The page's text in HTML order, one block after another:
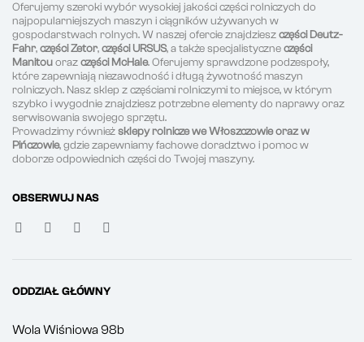
Oferujemy szeroki wybór wysokiej jakości części rolniczych do
najpopularniejszych maszyn i ciągników używanych w
gospodarstwach rolnych. W naszej ofercie znajdzieszczęści Deutz-
Fahr,części Zetor,części URSUS, a także specjalistyczneczęści
Manitouorazczęści McHale. Oferujemy sprawdzone podzespoły,
które zapewniają niezawodność i długą żywotność maszyn
rolniczych. Nasz sklep z częściami rolniczymi to miejsce, w którym
szybko i wygodnie znajdziesz potrzebne elementy do naprawy oraz
serwisowania swojego sprzętu.
Prowadzimy równieżsklepy rolnicze we Włoszczowie oraz w
Pińczowie, gdzie zapewniamy fachowe doradztwo i pomoc w
doborze odpowiednich części do Twojej maszyny.
OBSERWUJ NAS
ODDZIAŁ GŁÓWNY
Wola Wiśniowa 98b